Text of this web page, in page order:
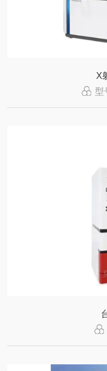
X
型